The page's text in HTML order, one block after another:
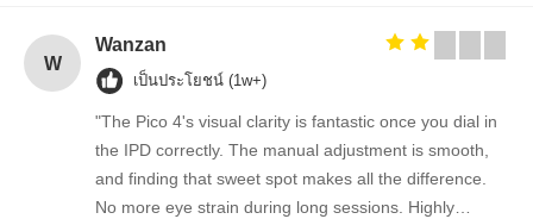
W
Wanzan
เป็นประโยชน์ (1w+)
"The Pico 4's visual clarity is fantastic once you dial in
the IPD correctly. The manual adjustment is smooth,
and finding that sweet spot makes all the difference.
No more eye strain during long sessions. Highly